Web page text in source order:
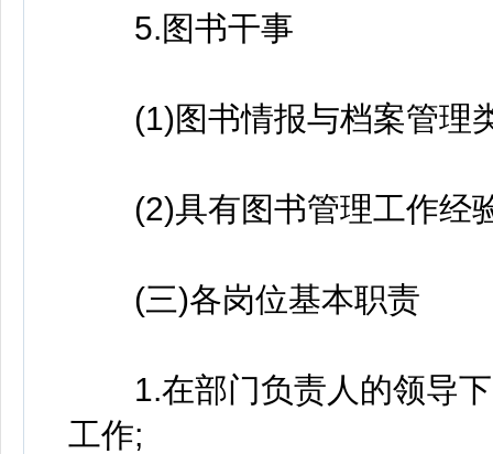
5.图书干事
(1)图书情报与档案管理
(2)具有图书管理工作经
(三)各岗位基本职责
1.在部门负责人的领导下
工作;